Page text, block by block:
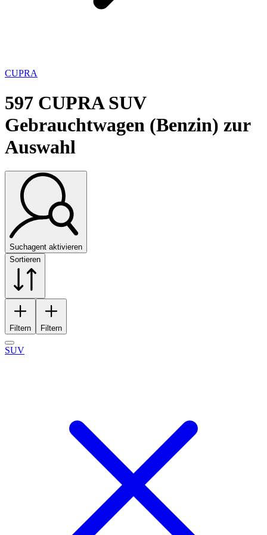
CUPRA
597 CUPRA SUV
Gebrauchtwagen (Benzin) zur
Auswahl
Suchagent aktivieren
Sortieren
Filtern Filtern
SUV